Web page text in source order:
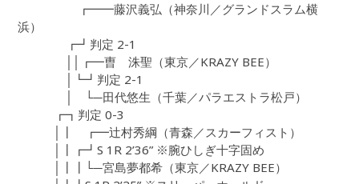
┏━━藤沢義弘（神奈川／グランドスラム横
浜）
┏┛判定 2-1
││┏━曺 洙聖（東京／KRAZY BEE）
│┗┛判定 2-1
│ └─田代悠生（千葉／パラエストラ松戸）
┏┓判定 0-3
│┃ ┏━辻村秀綱（青森／スカーフィスト）
│┃┏┛S 1R 2’36” ※腕ひしぎ十字固め
│┃┃└─宮島夢都希（東京／KRAZY BEE）